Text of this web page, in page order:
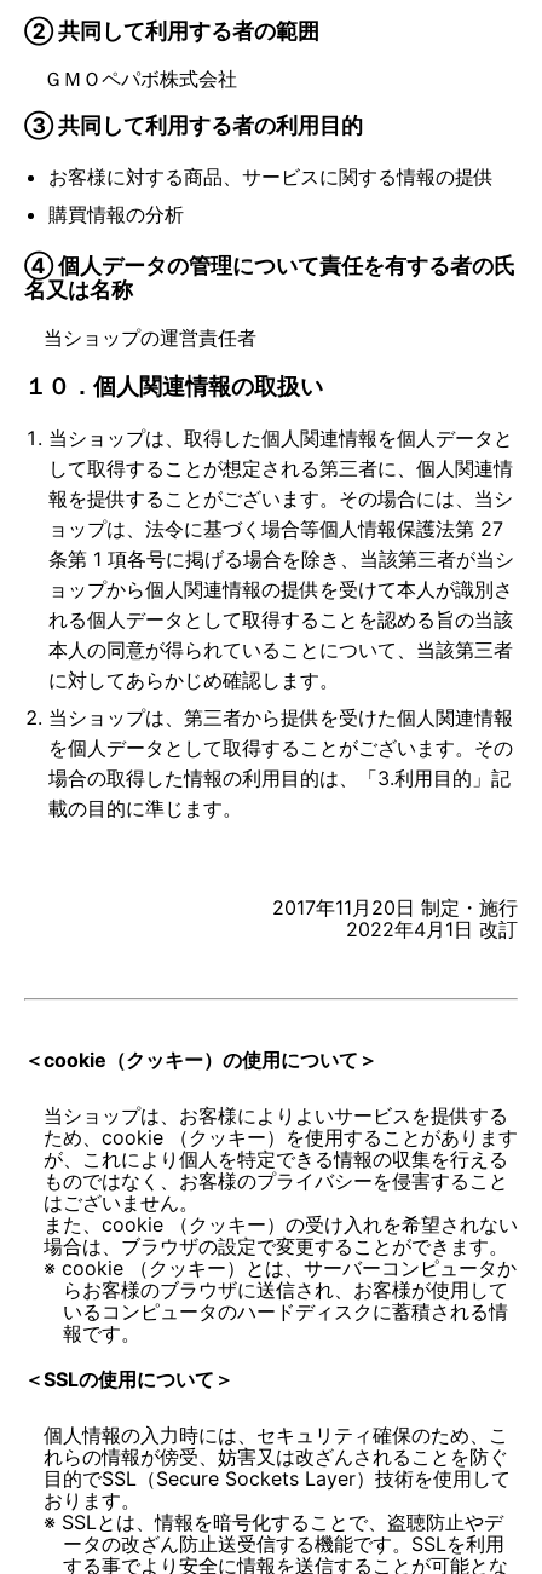
② 共同して利用する者の範囲
ＧＭＯペパボ株式会社
③ 共同して利用する者の利用目的
お客様に対する商品、サービスに関する情報の提供
購買情報の分析
④ 個人データの管理について責任を有する者の氏
名又は名称
当ショップの運営責任者
１０．個人関連情報の取扱い
当ショップは、取得した個人関連情報を個人データと
して取得することが想定される第三者に、個人関連情
報を提供することがございます。その場合には、当シ
ョップは、法令に基づく場合等個人情報保護法第 27
条第 1 項各号に掲げる場合を除き、当該第三者が当シ
ョップから個人関連情報の提供を受けて本人が識別さ
れる個人データとして取得することを認める旨の当該
本人の同意が得られていることについて、当該第三者
に対してあらかじめ確認します。
当ショップは、第三者から提供を受けた個人関連情報
を個人データとして取得することがございます。その
場合の取得した情報の利用目的は、「3.利用目的」記
載の目的に準じます。
2017年11月20日 制定・施行
2022年4月1日 改訂
＜cookie（クッキー）の使用について＞
当ショップは、お客様によりよいサービスを提供する
ため、cookie （クッキー）を使用することがあります
が、これにより個人を特定できる情報の収集を行える
ものではなく、お客様のプライバシーを侵害すること
はございません。
また、cookie （クッキー）の受け入れを希望されない
cookie （クッキー）とは、サーバーコンピュータか
らお客様のブラウザに送信され、お客様が使用して
いるコンピュータのハードディスクに蓄積される情
報です。
＜SSLの使用について＞
個人情報の入力時には、セキュリティ確保のため、こ
れらの情報が傍受、妨害又は改ざんされることを防ぐ
目的でSSL（Secure Sockets Layer）技術を使用して
SSLとは、情報を暗号化することで、盗聴防止やデ
ータの改ざん防止送受信する機能です。SSLを利用
する事でより安全に情報を送信することが可能とな